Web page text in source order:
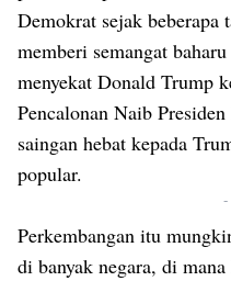
Demokrat sejak beberapa
memberi semangat
menyekat Donald Trump
Pencalonan Naib
saingan hebat kepada
popular.
-
Perkembangan itu
di banyak negara, di